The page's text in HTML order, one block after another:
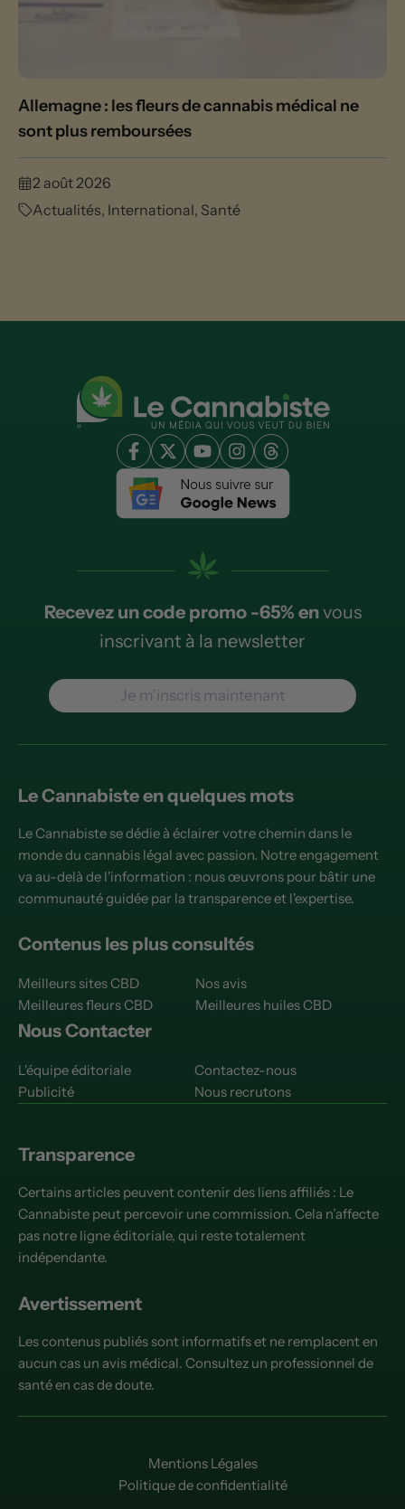
Allemagne : les fleurs de cannabis médical ne
sont plus remboursées
2 août 2026
Actualités, International, Santé
Recevez un code promo -65% envous
inscrivant à la newsletter
Je m'inscris maintenant
Le Cannabiste en quelques mots
Le Cannabiste se dédie à éclairer votre chemin dans le
monde du cannabis légal avec passion. Notre engagement
va au-delà de l'information : nous œuvrons pour bâtir une
communauté guidée par la transparence et l'expertise.
Contenus les plus consultés
Meilleurs sites CBD
Nos avis
Meilleures fleurs CBD
Meilleures huiles CBD
Nous Contacter
L'équipe éditoriale
Contactez-nous
Publicité
Nous recrutons
Transparence
Certains articles peuvent contenir des liens affiliés : Le
Cannabiste peut percevoir une commission. Cela n’affecte
pas notre ligne éditoriale, qui reste totalement
indépendante.
Avertissement
Les contenus publiés sont informatifs et ne remplacent en
aucun cas un avis médical. Consultez un professionnel de
santé en cas de doute.
Mentions Légales
Politique de confidentialité